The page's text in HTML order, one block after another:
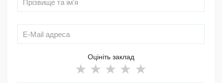
Оцініть заклад